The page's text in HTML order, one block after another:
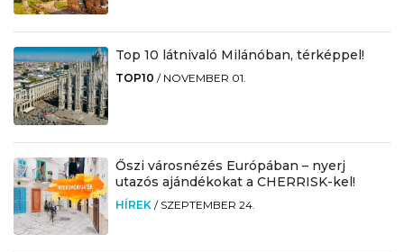
Top 10 látnivaló Milánóban, térképpel!
TOP10 / NOVEMBER 01.
Őszi városnézés Európában – nyerj
utazós ajándékokat a CHERRISK-kel!
HÍREK / SZEPTEMBER 24.